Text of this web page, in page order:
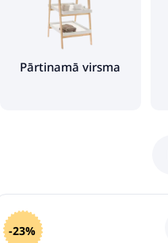
Pārtinamā virsma
-23%